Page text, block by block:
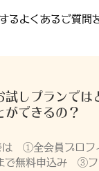
るよくあるご質問
試しプランでは
ができるの？
は ①全会員プロフ
無料申込み ③フ